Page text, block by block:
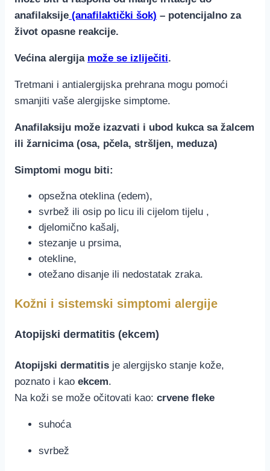
anafilaksije (anafilaktički šok) – potencijalno za
život opasne reakcije.
Većina alergija može se izliječiti.
Tretmani i antialergijska prehrana mogu pomoći
smanjiti vaše alergijske simptome.
Anafilaksiju može izazvati i ubod kukca sa žalcem
ili žarnicima (osa, pčela, stršljen, meduza)
Simptomi mogu biti:
opsežna oteklina (edem),
svrbež ili osip po licu ili cijelom tijelu ,
djelomično kašalj,
stezanje u prsima,
otekline,
otežano disanje ili nedostatak zraka.
Kožni i sistemski simptomi alergije
Atopijski dermatitis (ekcem)
Atopijski dermatitis je alergijsko stanje kože,
poznato i kao ekcem.
Na koži se može očitovati kao: crvene fleke
suhoća
svrbež